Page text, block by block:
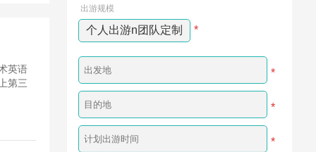
英语
第三
出游规模
个人出游n团队定制 *
*
*
*